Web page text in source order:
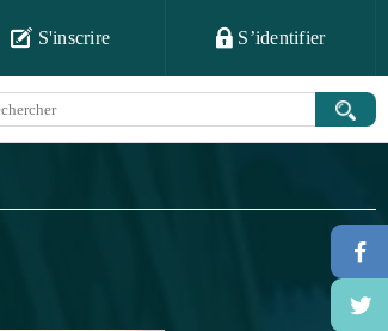
S'inscrire S’identifier